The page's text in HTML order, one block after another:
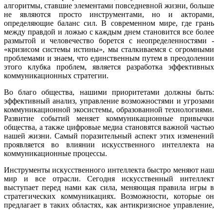
алгоритмы, ставшие элементами повседневной жизни, больше
не являются просто инструментами, но и акторами,
определяющие баланс сил. В современном мире, где грань
между правдой и ложью с каждым днем ​​становится все более
размытой и человечество борется с неопределенностями -
«кризисом системы истины», мы сталкиваемся с огромными
проблемами и знаем, что единственным путем в преодолении
этого клубка проблем, является разработка эффективных
коммуникационных стратегии.
Во благо общества, нашими приоритетами должны быть:
эффективный анализ, управление возможностями и угрозами
коммуникационной экосистемы, образованной технологиями.
Развитие событий меняет коммуникационные привычки
общества, а также цифровые медиа становятся важной частью
нашей жизни. Самый поразительный аспект этих изменений
проявляется во влиянии искусственного интеллекта на
коммуникационные процессы.
Инструменты искусственного интеллекта быстро меняют наш
мир и все отрасли. Сегодня искусственный интеллект
выступает перед нами как сила, меняющая правила игры в
стратегических коммуникациях. Возможности, которые он
предлагает в таких областях, как антикризисное управление,